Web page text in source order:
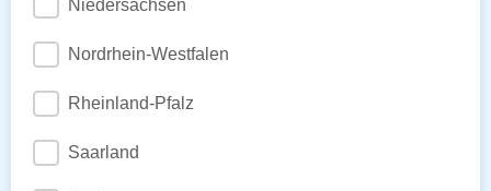
Niedersachsen
Nordrhein-Westfalen
Rheinland-Pfalz
Saarland